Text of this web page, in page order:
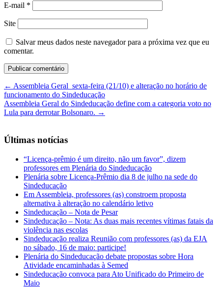
E-mail *
Site
Salvar meus dados neste navegador para a próxima vez que eu
comentar.
← Assembleia Geral sexta-feira (21/10) e alteração no horário de
funcionamento do Sindeducação
Assembleia Geral do Sindeducação define com a categoria voto no
Lula para derrotar Bolsonaro. →
Últimas notícias
“Licença-prêmio é um direito, não um favor”, dizem
professores em Plenária do Sindeducação
Plenária sobre Licença-Prêmio dia 8 de julho na sede do
Sindeducação
Em Assembleia, professores (as) constroem proposta
alternativa à alteração no calendário letivo
Sindeducação – Nota de Pesar
Sindeducação – Nota: As duas mais recentes vítimas fatais da
violência nas escolas
Sindeducação realiza Reunião com professores (as) da EJA
no sábado, 16 de maio: participe!
Plenária do Sindeducação debate propostas sobre Hora
Atividade encaminhadas à Semed
Sindeducação convoca para Ato Unificado do Primeiro de
Maio